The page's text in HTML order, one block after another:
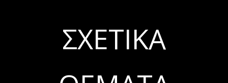
ΣΧΕΤΙΚΆ